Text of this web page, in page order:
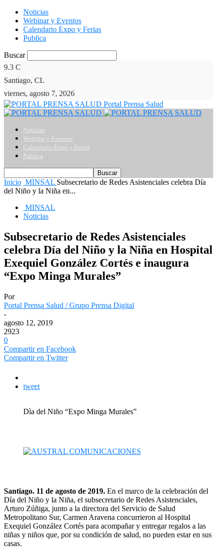
Noticias
Webinar y Eventos
Calendario Expo y Ferias
Publica
Buscar
9.3 C
Santiago, CL
viernes, agosto 7, 2026
Portal Prensa Salud
Noticias
Webinar y Eventos
Calendario Expo y Ferias
Publica
Inicio MINSAL Subsecretario de Redes Asistenciales celebra Día
del Niño y la Niña en...
MINSAL
Noticias
Subsecretario de Redes Asistenciales
celebra Día del Niño y la Niña en Hospital
Exequiel González Cortés e inaugura
“Expo Minga Murales”
Por
Portal Prensa Salud / Grupo Prensa Digital
-
agosto 12, 2019
2923
0
Compartir en Facebook
Compartir en Twitter
tweet
Dìa del Niño “Expo Minga Murales”
Santiago. 11 de agosto de 2019. En el marco de la celebración del
Día del Niño y la Niña, el subsecretario de Redes Asistenciales,
Arturo Zúñiga, junto a la directora del Servicio de Salud
Metropolitano Sur, Carmen Aravena concurrieron al Hospital
Exequiel González Cortés para acompañar y entregar regalos a las
niñas y niños que, por su condición de salud, no pueden estar en sus
casas.